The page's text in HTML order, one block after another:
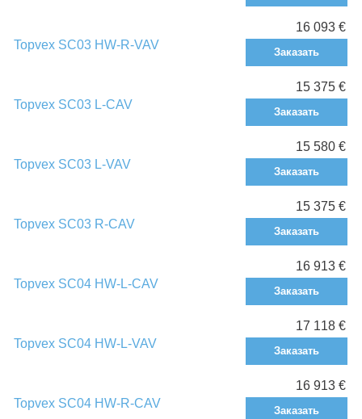
Topvex SC03 HW-R-VAV
16 093 €
Заказать
Topvex SC03 L-CAV
15 375 €
Заказать
Topvex SC03 L-VAV
15 580 €
Заказать
Topvex SC03 R-CAV
15 375 €
Заказать
Topvex SC04 HW-L-CAV
16 913 €
Заказать
Topvex SC04 HW-L-VAV
17 118 €
Заказать
Topvex SC04 HW-R-CAV
16 913 €
Заказать